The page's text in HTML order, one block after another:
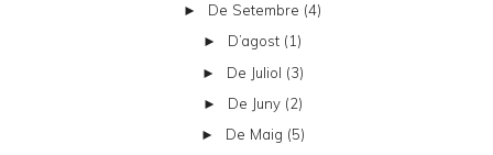
► De Setembre (4)
► D’agost (1)
► De Juliol (3)
► De Juny (2)
► De Maig (5)